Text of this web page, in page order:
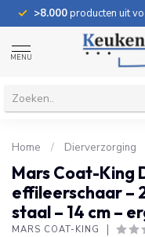
>8.000producten uit
MENU
Home / Dierverzorging
Mars Coat-King
effileerschaar –
staal – 14 cm –
MARS COAT-KING